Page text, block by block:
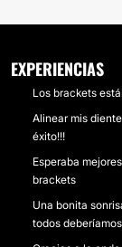
EXPERIENCIAS
Los brackets
Alinear mis
éxito!!!
Esperaba
brackets
Una bonita
todos